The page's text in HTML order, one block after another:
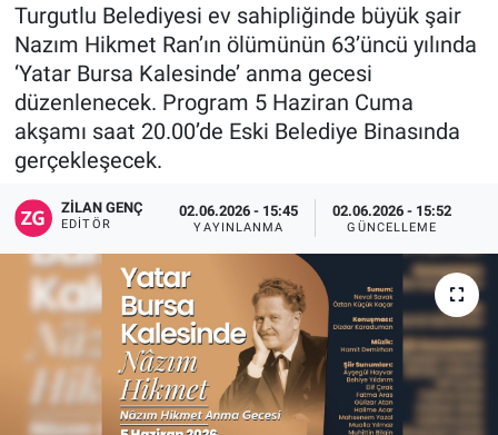
Turgutlu Belediyesi ev sahipliğinde büyük şair
Nazım Hikmet Ran’ın ölümünün 63’üncü yılında
‘Yatar Bursa Kalesinde’ anma gecesi
düzenlenecek. Program 5 Haziran Cuma
akşamı saat 20.00’de Eski Belediye Binasında
gerçekleşecek.
ZILAN GENÇ
EDITÖR
02.06.2026 - 15:45
YAYINLANMA
02.06.2026 - 15:52
GÜNCELLEME